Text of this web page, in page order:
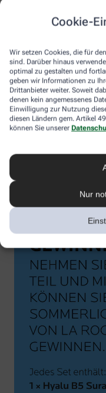
Cookie-
Wir setzen Cookies, die für
sind. Darüber hinaus
optimal zu gestalten und
geben wir Informationen zu
Drittanbieter weiter. Soweit
denen kein angemessenes
Einwilligung zur Nutzung
diesen Ländern gem. Artikel
können Sie unserer
Nur